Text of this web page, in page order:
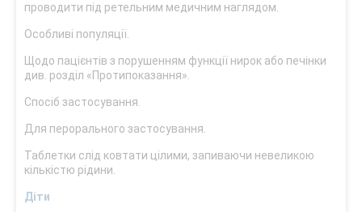
проводити під ретельним медичним наглядом.
Особливі популяції.
Щодо пацієнтів з порушенням функції нирок або печінки
див. розділ «Протипоказання».
Спосіб застосування.
Для перорального застосування.
Таблетки слід ковтати цілими, запиваючи невеликою
кількістю рідини.
Діти